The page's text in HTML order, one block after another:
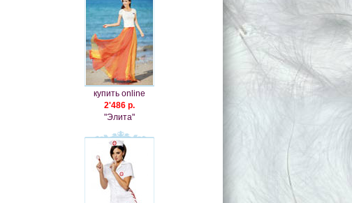
купить online
2'486 р.
"Элита"